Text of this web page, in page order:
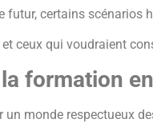
futur, certains
ceux qui voudraient
formation
monde respectueux